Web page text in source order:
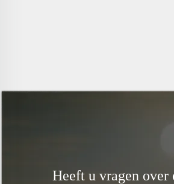
Heeft u vragen over